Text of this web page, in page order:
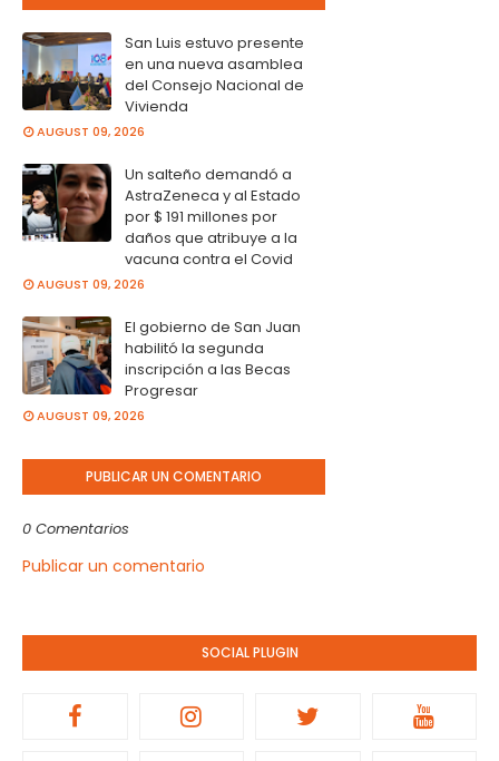
San Luis estuvo presente
en una nueva asamblea
del Consejo Nacional de
Vivienda
AUGUST 09, 2026
Un salteño demandó a
AstraZeneca y al Estado
por $ 191 millones por
daños que atribuye a la
vacuna contra el Covid
AUGUST 09, 2026
El gobierno de San Juan
habilitó la segunda
inscripción a las Becas
Progresar
AUGUST 09, 2026
PUBLICAR UN COMENTARIO
0 Comentarios
Publicar un comentario
SOCIAL PLUGIN